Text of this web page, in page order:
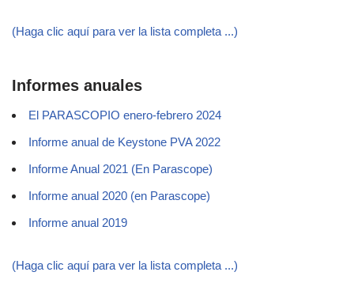
(Haga clic aquí para ver la lista completa ...)
Informes anuales
El PARASCOPIO enero-febrero 2024
Informe anual de Keystone PVA 2022
Informe Anual 2021 (En Parascope)
Informe anual 2020 (en Parascope)
Informe anual 2019
(Haga clic aquí para ver la lista completa ...)